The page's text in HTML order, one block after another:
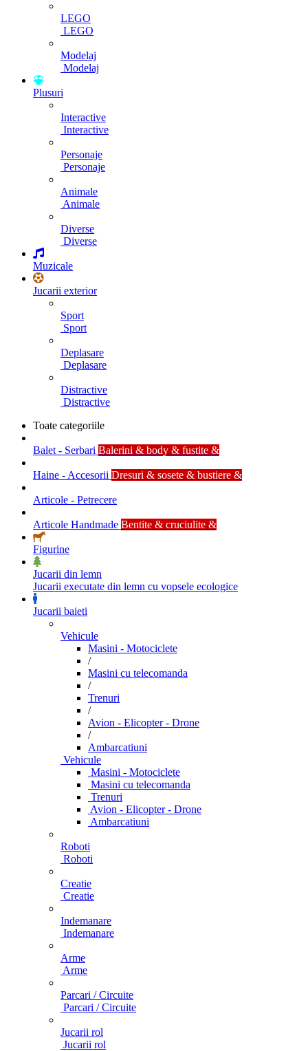
LEGO
LEGO
Modelaj
Modelaj
Plusuri
Interactive
Interactive
Personaje
Personaje
Animale
Animale
Diverse
Diverse
Muzicale
Jucarii exterior
Sport
Sport
Deplasare
Deplasare
Distractive
Distractive
Toate categoriile
Balet - Serbari Balerini & body & fustite &
Haine - Accesorii Dresuri & sosete & bustiere &
Articole - Petrecere
Articole Handmade Bentite & cruciulite &
Figurine
Jucarii din lemn
Jucarii executate din lemn cu vopsele ecologice
Jucarii baieti
Vehicule
Masini - Motociclete
/
Masini cu telecomanda
/
Trenuri
/
Avion - Elicopter - Drone
/
Ambarcatiuni
Vehicule
Masini - Motociclete
Masini cu telecomanda
Trenuri
Avion - Elicopter - Drone
Ambarcatiuni
Roboti
Roboti
Creatie
Creatie
Indemanare
Indemanare
Arme
Arme
Parcari / Circuite
Parcari / Circuite
Jucarii rol
Jucarii rol